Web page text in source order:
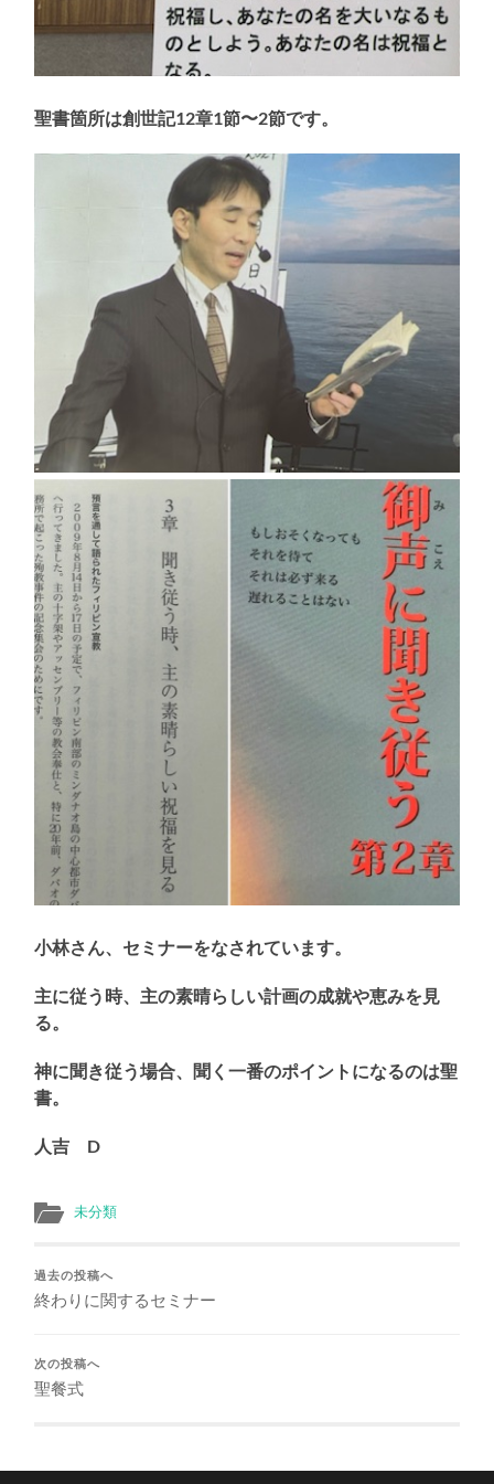
聖書箇所は創世記12章1節〜2節です。
小林さん、セミナーをなされています。
主に従う時、主の素晴らしい計画の成就や恵みを見
る。
神に聞き従う場合、聞く一番のポイントになるのは聖
書。
人吉 D
未分類
過去の投稿へ
終わりに関するセミナー
次の投稿へ
聖餐式